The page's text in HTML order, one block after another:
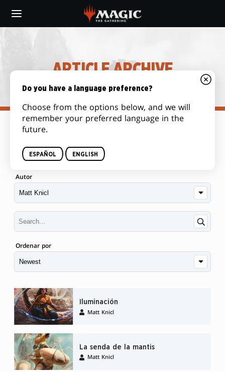
main
ARTICLE ARCHIVE
Autor
Ordenar por
Iluminación
Matt Knicl
La senda de la mantis
Matt Knicl
Do you have a language preference?
Choose from the options below, and we will
remember your preferred language in the
future.
ESPAÑOL ENGLISH